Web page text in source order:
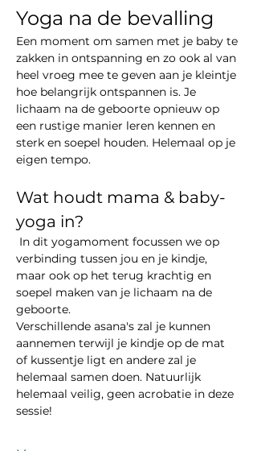
Yoga na de bevalling
Een moment om samen met je baby te
zakken in ontspanning en zo ook al van
heel vroeg mee te geven aan je kleintje
hoe belangrijk ontspannen is. Je
lichaam na de geboorte opnieuw op
een rustige manier leren kennen en
sterk en soepel houden. Helemaal op je
eigen tempo.
Wat houdt mama & baby-
yoga in?
In dit yogamoment focussen we op
verbinding tussen jou en je kindje,
maar ook op het terug krachtig en
soepel maken van je lichaam na de
geboorte.
Verschillende asana's zal je kunnen
aannemen terwijl je kindje op de mat
of kussentje ligt en andere zal je
helemaal samen doen. Natuurlijk
helemaal veilig, geen acrobatie in deze
sessie!